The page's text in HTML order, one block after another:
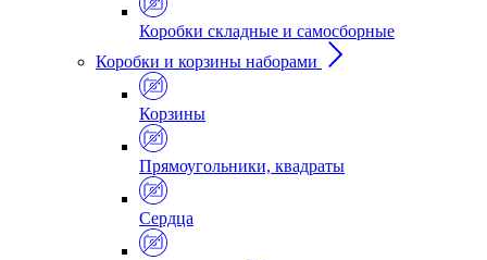
Коробки складные и самосборные
Коробки и корзины наборами
Корзины
Прямоугольники, квадраты
Сердца